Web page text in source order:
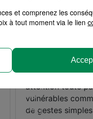
et comprenez les
à tout moment via le lien